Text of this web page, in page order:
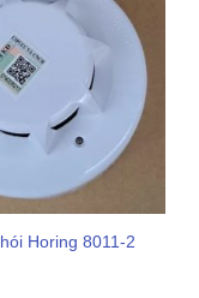
Horing 8011-2